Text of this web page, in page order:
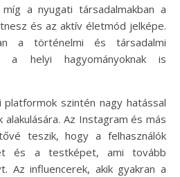
a nyugati társadalmakban a
és az aktív életmód jelképe.
a történelmi és társadalmi
a helyi hagyományoknak is
szintén nagy hatással
alakulására. Az Instagram és más
teszik, hogy a felhasználók
és a testképet, ami tovább
Az influencerek, akik gyakran a